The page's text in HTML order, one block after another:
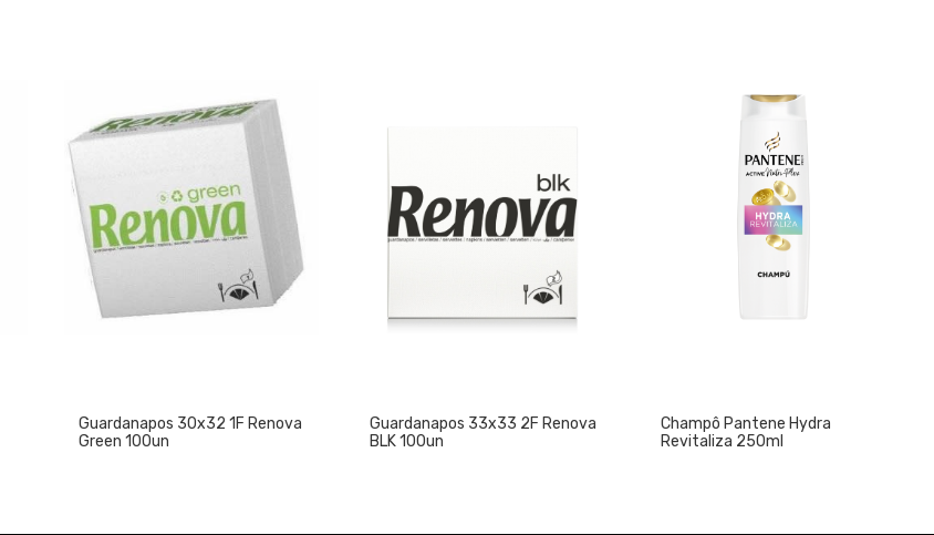
Guardanapos 30x32 1F Renova
Green 100un
Guardanapos 33x33 2F Renova
BLK 100un
Champô Pantene Hydra
Revitaliza 250ml